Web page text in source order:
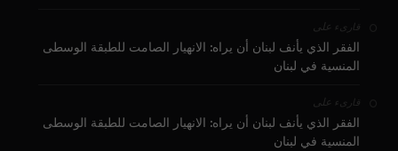
قارىء على
الفقر الذي يأنف لبنان أن يراه: الانهيار الصامت للطبقة الوسطى
المنسية في لبنان
قارىء على
الفقر الذي يأنف لبنان أن يراه: الانهيار الصامت للطبقة الوسطى
المنسية في لبنان